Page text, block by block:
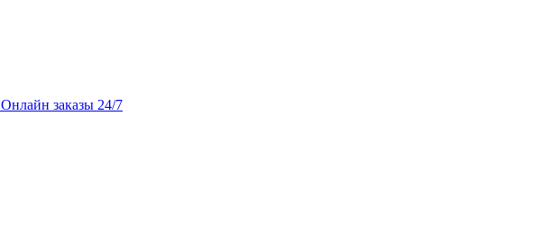
Онлайн заказы 24/7